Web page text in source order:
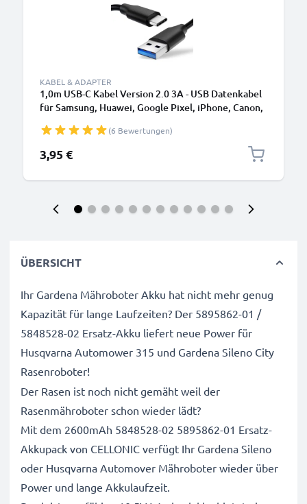
KABEL & ADAPTER
1,0m USB-C Kabel Version 2.0 3A - USB Datenkabel
für Samsung, Huawei, Google Pixel, iPhone, Canon,
(6 Bewertungen)
3,95 €
ÜBERSICHT
Ihr Gardena Mähroboter Akku hat nicht mehr genug
Kapazität für lange Laufzeiten? Der 5895862-01 /
5848528-02 Ersatz-Akku liefert neue Power für
Husqvarna Automower 315 und Gardena Sileno City
Rasenroboter!
Der Rasen ist noch nicht gemäht weil der
Rasenmähroboter schon wieder lädt?
Mit dem 2600mAh 5848528-02 5895862-01 Ersatz-
Akkupack von CELLONIC verfügt Ihr Gardena Sileno
oder Husqvarna Automover Mähroboter wieder über
Power und lange Akkulaufzeit.